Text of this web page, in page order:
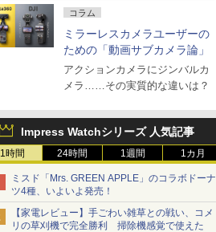
コラム
ミラーレスカメラユーザーの
ための「動画サブカメラ論」
アクションカメラにジンバルカ
メラ……その実質的な違いは？
Impress Watchシリーズ 人気記事
1時間 24時間 1週間 1カ月
ミスド「Mrs. GREEN APPLE」のコラボドーナ
ツ4種、いよいよ発売！
【家電レビュー】手ごわい雑草との戦い、コメ
リの草刈機で完全勝利 掃除機感覚で使えた